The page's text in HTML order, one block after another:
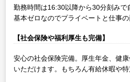
勤務時間は16:30以降から30分刻みで
基本ゼロなのでプライベートと仕事
【社会保険や福利厚生も完備】
安心の社会保険完備。厚生年金、健
いただけます。もちろん有給休暇や特